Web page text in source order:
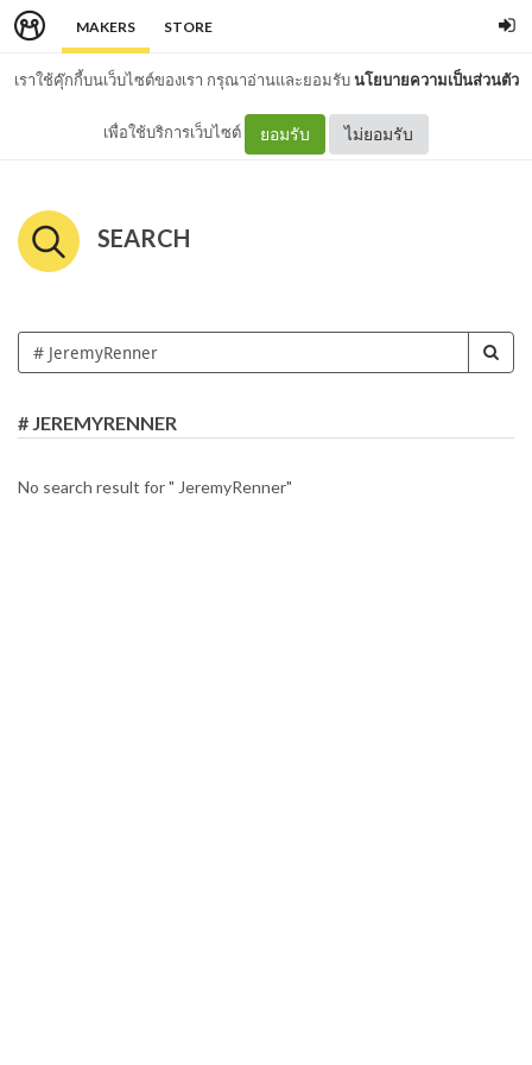
MAKERS STORE
เราใช้คุ๊กกี้บนเว็บไซต์ของเรา กรุณาอ่านและยอมรับนโยบายความเป็นส่วนตัว
เพื่อใช้บริการเว็บไซต์ ยอมรับ ไม่ยอมรับ
SEARCH
# JEREMYRENNER
No search result for " JeremyRenner"